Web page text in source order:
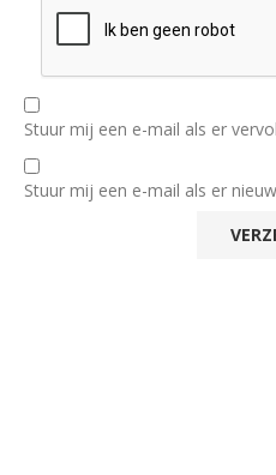
Stuur mij een e-mail als er
Stuur mij een e-mail als er